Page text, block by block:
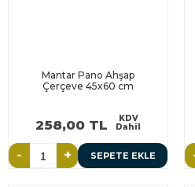
Mantar Pano Ahşap
Çerçeve 45x60 cm
258,00 TL
KDV
Dahil
- + SEPETE EKLE